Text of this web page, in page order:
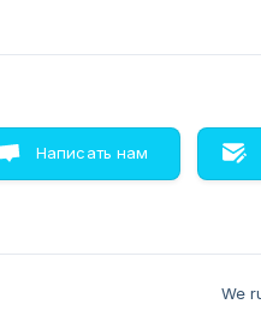
Написать нам
We